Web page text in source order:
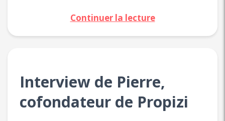
Continuer la lecture
Interview de Pierre,
cofondateur de Propizi